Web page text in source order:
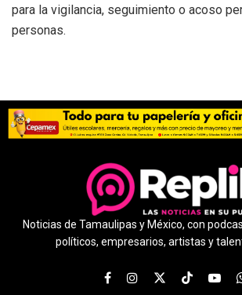
para la vigilancia, seguimiento o acoso
personas.
Noticias de Tamaulipas y México, con
políticos, empresarios, artistas y